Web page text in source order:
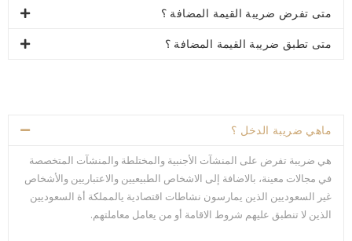
متى تفرض ضريبة القيمة المضافة ؟
متى تطبق ضريبة القيمة المضافة ؟
ماهي ضريبة الدخل ؟
هي ضريبة تفرض على المنشآت الأجنبية والمختلطة والمنشآت المتخصصة
في مجالات معينة، بالاضافة إلى الاشخاص الطبيعيين والاعتباريين والأشخاص
غير السعوديين الذين يمارسون نشاطات اقتصادية يالمملكة أة السعوديين
الذين لا تنطبق عليهم شروط الاقامة أو من يعامل معاملتهم.